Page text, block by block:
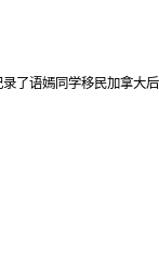
了语嫣同学移民加拿大